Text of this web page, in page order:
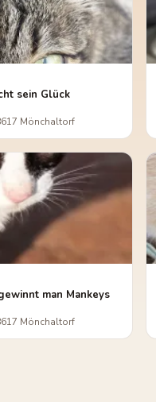
sucht sein Glück
Mönchaltorf
man Mankeys
Mönchaltorf